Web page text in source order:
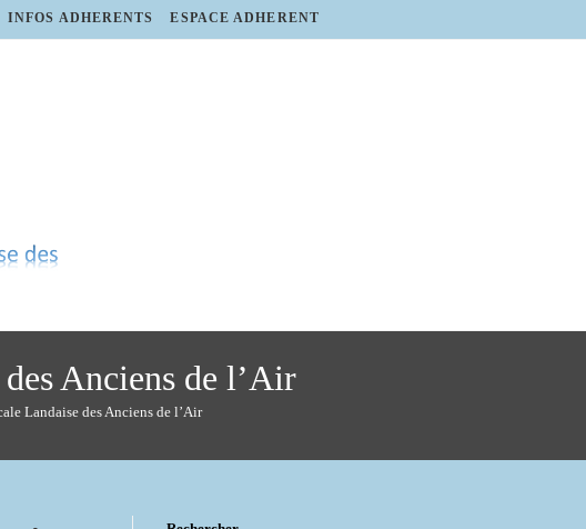
INFOS ADHERENTS ESPACE ADHERENT
Anciens de l’Air
Landaise des Anciens de l’Air